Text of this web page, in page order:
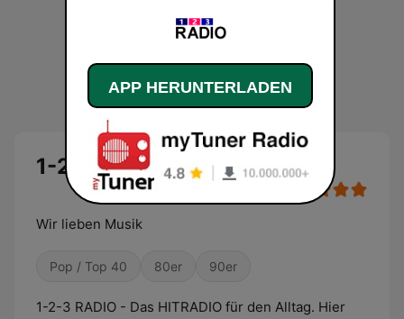
1-2-3 RADIO Live
Wir lieben Musik
Pop / Top 40 80er 90er
1-2-3 RADIO - Das HITRADIO für den Alltag. Hier
APP HERUNTERLADEN